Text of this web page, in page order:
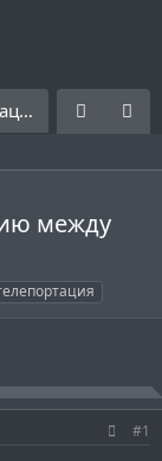
Правила
Регистрация
между
#1